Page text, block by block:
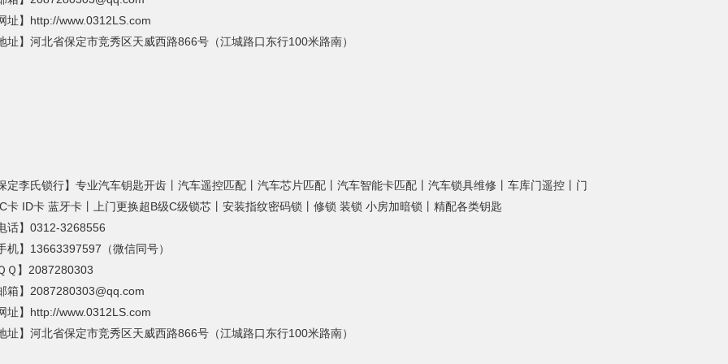
址】http://www.0312LS.com
址】河北省保定市竞秀区天威西路866号（江城路口东行100米路南）
定李氏锁行】专业汽车钥匙开齿丨汽车遥控匹配丨汽车芯片匹配丨汽车智能卡匹配丨汽车锁具维修丨车库门遥控丨门
卡 ID卡 蓝牙卡丨上门更换超B级C级锁芯丨安装指纹密码锁丨修锁 装锁 小房加暗锁丨精配各类钥匙
话】0312-3268556
机】13663397597（微信同号）
Ｑ】2087280303
箱】2087280303@qq.com
址】http://www.0312LS.com
址】河北省保定市竞秀区天威西路866号（江城路口东行100米路南）